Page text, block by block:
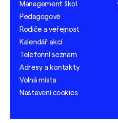
Management škol
Pedagogové
Rodiče a veřejnost
Kalendář akcí
Telefonní seznam
Adresy a kontakty
Volná místa
Nastavení cookies